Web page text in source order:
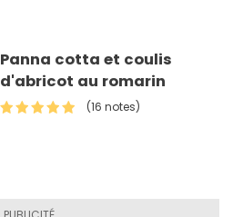
Panna cotta et coulis
d'abricot au romarin
(16 notes)